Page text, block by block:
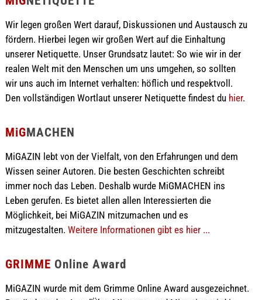
Wir legen großen Wert darauf, Diskussionen und Austausch zu
fördern. Hierbei legen wir großen Wert auf die Einhaltung
unserer Netiquette. Unser Grundsatz lautet: So wie wir in der
realen Welt mit den Menschen um uns umgehen, so sollten
wir uns auch im Internet verhalten: höflich und respektvoll.
Den vollständigen Wortlaut unserer Netiquette findest du hier.
MiGMACHEN
MiGAZIN lebt von der Vielfalt, von den Erfahrungen und dem
Wissen seiner Autoren. Die besten Geschichten schreibt
immer noch das Leben. Deshalb wurde MiGMACHEN ins
Leben gerufen. Es bietet allen allen Interessierten die
Möglichkeit, bei MiGAZIN mitzumachen und es
mitzugestalten. Weitere Informationen gibt es hier ...
GRIMME Online Award
MiGAZIN wurde mit dem Grimme Online Award ausgezeichnet.